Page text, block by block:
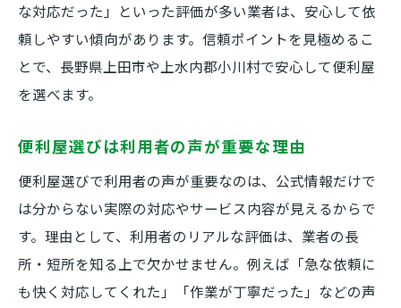
な対応だった」といった評価が多い業者は、安心して依
頼しやすい傾向があります。信頼ポイントを見極めるこ
とで、長野県上田市や上水内郡小川村で安心して便利屋
を選べます。
便利屋選びは利用者の声が重要な理由
便利屋選びで利用者の声が重要なのは、公式情報だけで
は分からない実際の対応やサービス内容が見えるからで
す。理由として、利用者のリアルな評価は、業者の長
所・短所を知る上で欠かせません。例えば「急な依頼に
も快く対応してくれた」「作業が丁寧だった」などの声